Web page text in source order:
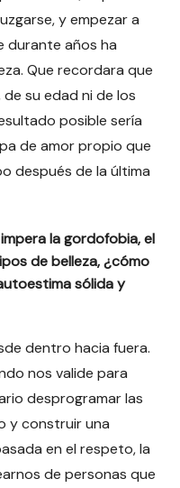
y empezar a
durante años ha
Que recordara que
su edad ni de los
posible sería
de amor propio que
después de la última
la gordofobia, el
de belleza, ¿cómo
sólida y
dentro hacia fuera.
nos valide para
desprogramar las
y construir una
en el respeto, la
de personas que